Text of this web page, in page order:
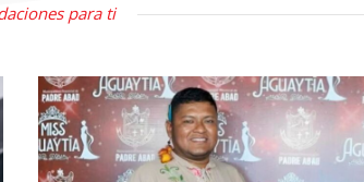
para ti